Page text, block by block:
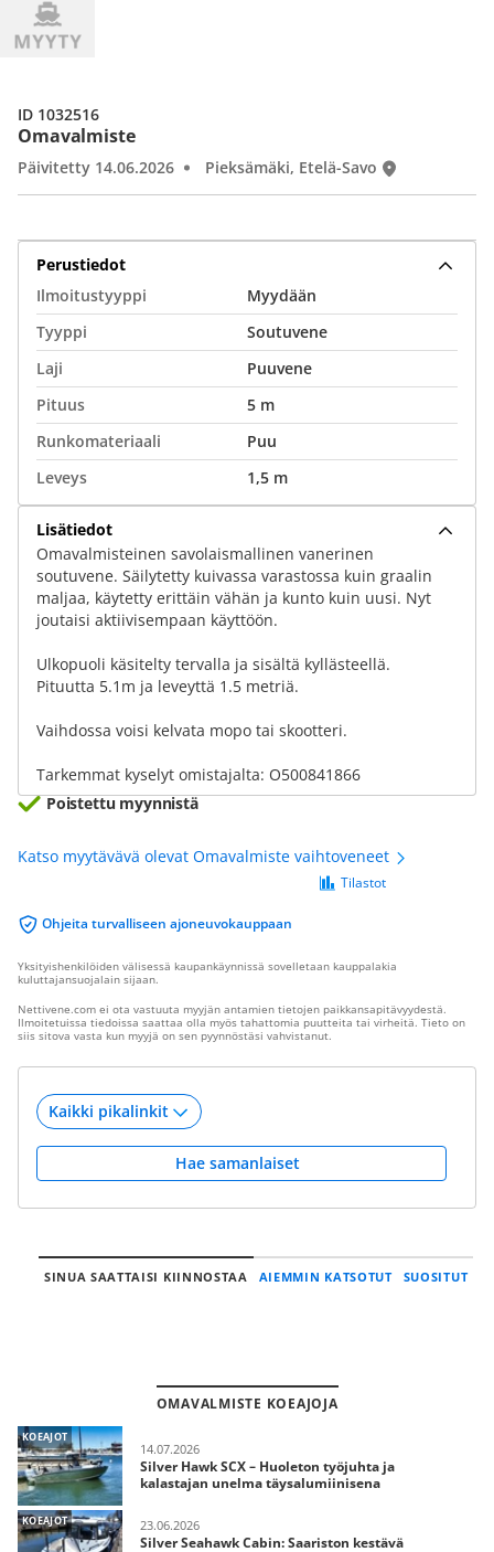
Omavalmiste
Päivitetty 14.06.2026 Pieksämäki, Etelä-Savo
ID 1032516
Perustiedot
Ilmoitustyyppi
Myydään
Tyyppi
Soutuvene
Laji
Puuvene
Pituus
5 m
Runkomateriaali
Puu
Leveys
1,5 m
Lisätiedot
Omavalmisteinen savolaismallinen vanerinen
soutuvene. Säilytetty kuivassa varastossa kuin graalin
maljaa, käytetty erittäin vähän ja kunto kuin uusi. Nyt
joutaisi aktiivisempaan käyttöön.
Ulkopuoli käsitelty tervalla ja sisältä kyllästeellä.
Pituutta 5.1m ja leveyttä 1.5 metriä.
Vaihdossa voisi kelvata mopo tai skootteri.
Tarkemmat kyselyt omistajalta: O500841866
Poistettu myynnistä
Katso myytävävä olevat Omavalmiste vaihtoveneet
Ohjeita turvalliseen ajoneuvokauppaan
Tilastot
Yksityishenkilöiden välisessä kaupankäynnissä sovelletaan kauppalakia
kuluttajansuojalain sijaan.
Nettivene.com ei ota vastuuta myyjän antamien tietojen paikkansapitävyydestä.
Ilmoitetuissa tiedoissa saattaa olla myös tahattomia puutteita tai virheitä. Tieto on
siis sitova vasta kun myyjä on sen pyynnöstäsi vahvistanut.
Hae samanlaiset
SINUA SAATTAISI KIINNOSTAA AIEMMIN KATSOTUT SUOSITUT
OMAVALMISTE KOEAJOJA
KOEAJOT
14.07.2026
Silver Hawk SCX – Huoleton työjuhta ja
kalastajan unelma täysalumiinisena
KOEAJOT 23.06.2026
Silver Seahawk Cabin: Saariston kestävä